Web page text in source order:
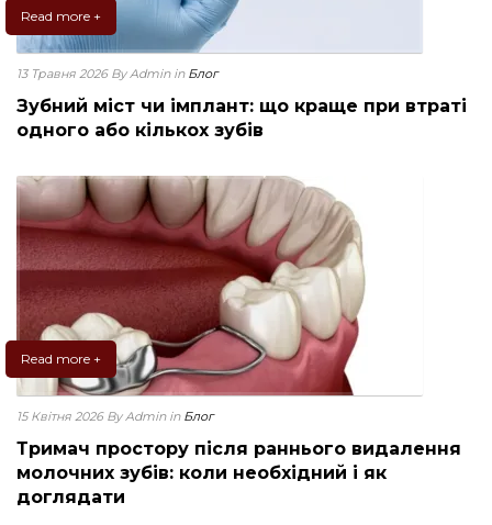
Read more +
13 Травня 2026 By Admin in Блог
Зубний міст чи імплант: що краще при втраті
одного або кількох зубів
Read more +
15 Квітня 2026 By Admin in Блог
Тримач простору після раннього видалення
молочних зубів: коли необхідний і як
доглядати